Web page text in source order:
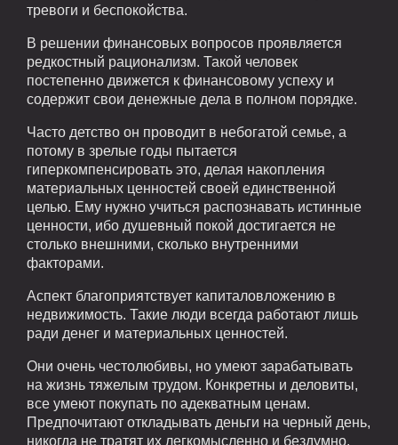
тревоги и беспокойства.
В решении финансовых вопросов проявляется
редкостный рационализм. Такой человек
постепенно движется к финансовому успеху и
содержит свои денежные дела в полном порядке.
Часто детство он проводит в небогатой семье, а
потому в зрелые годы пытается
гиперкомпенсировать это, делая накопления
материальных ценностей своей единственной
целью. Ему нужно учиться распознавать истинные
ценности, ибо душевный покой достигается не
столько внешними, сколько внутренними
факторами.
Аспект благоприятствует капиталовложению в
недвижимость. Такие люди всегда работают лишь
ради денег и материальных ценностей.
Они очень честолюбивы, но умеют зарабатывать
на жизнь тяжелым трудом. Конкретны и деловиты,
все умеют покупать по адекватным ценам.
Предпочитают откладывать деньги на черный день,
никогда не тратят их легкомысленно и бездумно.